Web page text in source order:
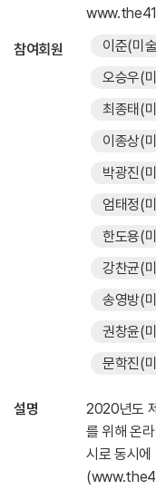
참여회원 이준(미
오승우(
최종태 (
이종상(
박광진(
엄태정(
한도용(
강찬균(
송영방(
권창윤(
문학진(
설명
2020년도
를 위해 온
시로 동시에